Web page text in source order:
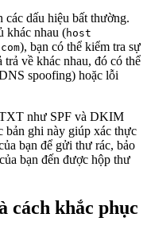
các dấu hiệu bất thường.
khác nhau (host
), bạn có thể kiểm tra sự
về khác nhau, đó có thể
spoofing) hoặc lỗi
như SPF và DKIM
bản ghi này giúp xác thực
bạn để gửi thư rác, bảo
bạn đến được hộp thư
cách khắc phục